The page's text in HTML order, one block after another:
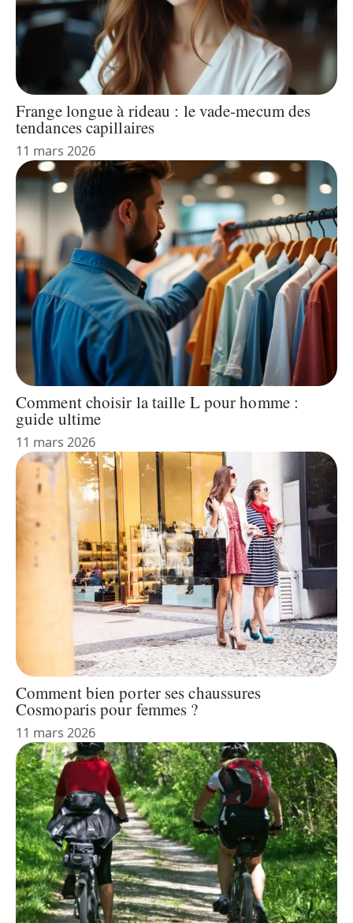
Frange longue à rideau : le vade-mecum des
tendances capillaires
11 mars 2026
Comment choisir la taille L pour homme :
guide ultime
11 mars 2026
Comment bien porter ses chaussures
Cosmoparis pour femmes ?
11 mars 2026